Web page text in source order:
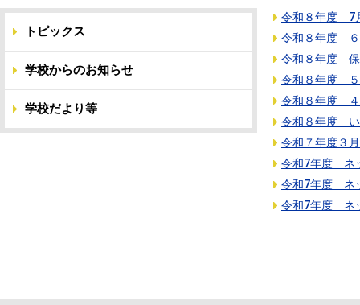
令和８年度 7
令和８年度 ６
令和８年度 保
令和８年度 ５
令和８年度 ４
令和８年度 い
令和７年度３
令和7年度 ネ
令和7年度 ネ
令和7年度 ネ
トピックス
学校からのお知らせ
学校だより等